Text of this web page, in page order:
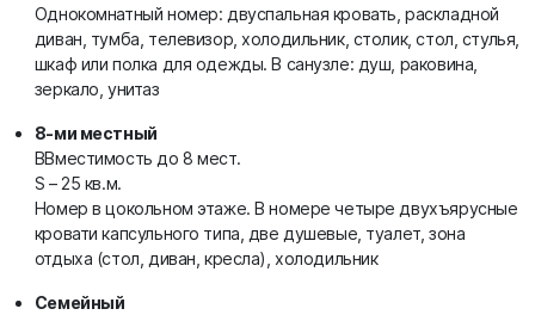
Однокомнатный номер: двуспальная кровать, раскладной
диван, тумба, телевизор, холодильник, столик, стол, стулья,
шкаф или полка для одежды. В санузле: душ, раковина,
зеркало, унитаз
8-ми местный
ВВместимость до 8 мест.
S – 25 кв.м.
Номер в цокольном этаже. В номере четыре двухъярусные
кровати капсульного типа, две душевые, туалет, зона
отдыха (стол, диван, кресла), холодильник
Семейный